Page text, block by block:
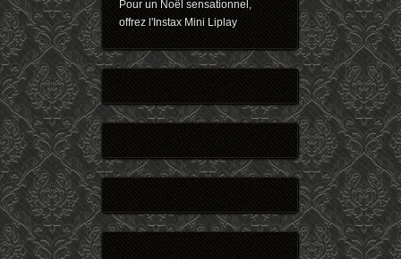
Pour un Noël sensationnel,
offrez l'Instax Mini Liplay